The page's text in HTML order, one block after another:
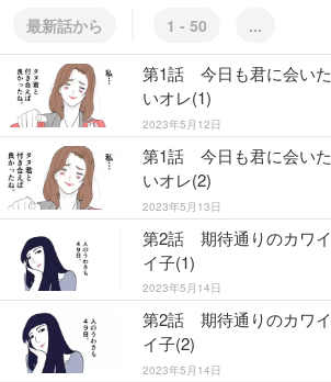
最新話から 1 - 50 ...
第1話 今日も君に会いた
いオレ(1)
2023年5月12日
第1話 今日も君に会いた
いオレ(2)
2023年5月13日
第2話 期待通りのカワイ
イ子(1)
2023年5月14日
第2話 期待通りのカワイ
イ子(2)
2023年5月14日